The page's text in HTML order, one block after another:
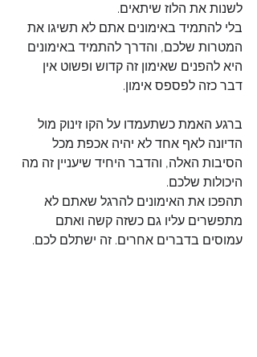
לשנות את הלוז שיתאים.
בלי להתמיד באימונים אתם לא תשיגו את
המטרות שלכם, והדרך להתמיד באימונים
היא להפנים שאימון זה קדוש ופשוט אין
דבר כזה לפספס אימון.
ברגע האמת כשתעמדו על הקו זינוק מול
הדיונה לאף אחד לא יהיה אכפת מכל
הסיבות האלה, והדבר היחיד שיעניין זה מה
היכולות שלכם.
תהפכו את האימונים להרגל שאתם לא
מתפשרים עליו גם כשזה קשה ואתם
עמוסים בדברים אחרים. זה ישתלם לכם.